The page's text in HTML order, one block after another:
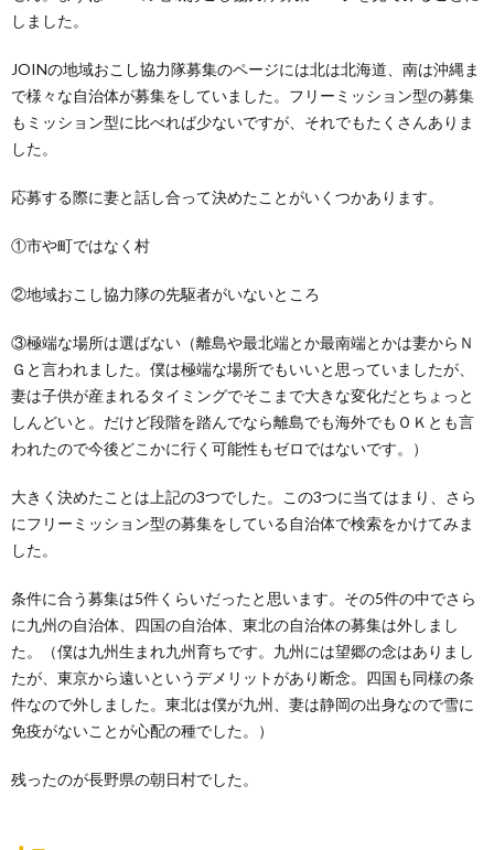
しました。
JOINの地域おこし協力隊募集のページには北は北海道、南は沖縄ま
で様々な自治体が募集をしていました。フリーミッション型の募集
もミッション型に比べれば少ないですが、それでもたくさんありま
した。
応募する際に妻と話し合って決めたことがいくつかあります。
①市や町ではなく村
②地域おこし協力隊の先駆者がいないところ
③極端な場所は選ばない（離島や最北端とか最南端とかは妻からＮ
Ｇと言われました。僕は極端な場所でもいいと思っていましたが、
妻は子供が産まれるタイミングでそこまで大きな変化だとちょっと
しんどいと。だけど段階を踏んでなら離島でも海外でもＯＫとも言
われたので今後どこかに行く可能性もゼロではないです。）
大きく決めたことは上記の3つでした。この3つに当てはまり、さら
にフリーミッション型の募集をしている自治体で検索をかけてみま
した。
条件に合う募集は5件くらいだったと思います。その5件の中でさら
に九州の自治体、四国の自治体、東北の自治体の募集は外しまし
た。（僕は九州生まれ九州育ちです。九州には望郷の念はありまし
たが、東京から遠いというデメリットがあり断念。四国も同様の条
件なので外しました。東北は僕が九州、妻は静岡の出身なので雪に
免疫がないことが心配の種でした。）
残ったのが長野県の朝日村でした。